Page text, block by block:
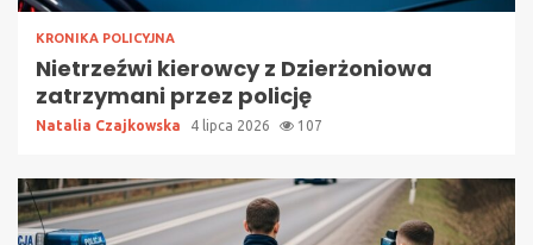
KRONIKA POLICYJNA
Nietrzeźwi kierowcy z Dzierżoniowa
zatrzymani przez policję
Natalia Czajkowska 4 lipca 2026 107